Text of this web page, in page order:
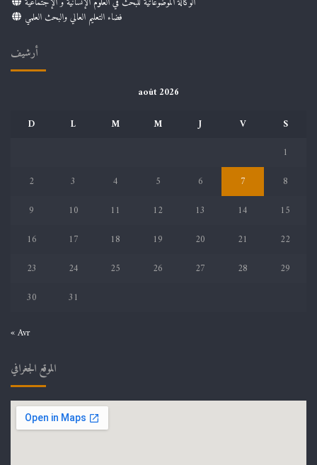
فضاء التعليم العالي والبحث العلمي
أرشيف
août 2026
D
L M M J V
S
1
2
3 4 5 6 7
8
9
10 11 12 13 14
15
16
17 18 19 20 21
22
23
24 25 26 27 28
29
30
31
« Avr
الموقع الجغرافي